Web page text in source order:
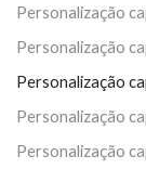
Personalização
Personalização
Personalização
Personalização
Personalização